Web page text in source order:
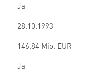
Ja
28.10.1993
146,84 Mio. EUR
Ja